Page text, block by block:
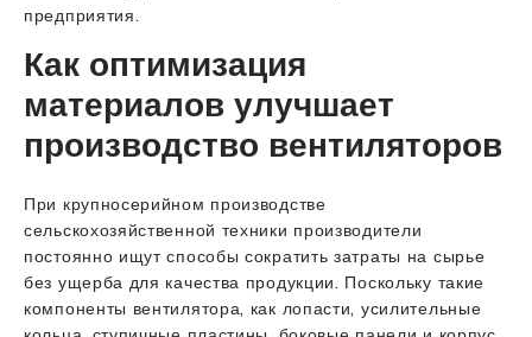
предприятия.
Как оптимизация
материалов улучшает
производство вентиляторов
При крупносерийном производстве
сельскохозяйственной техники производители
постоянно ищут способы сократить затраты на сырье
без ущерба для качества продукции. Поскольку такие
компоненты вентилятора, как лопасти, усилительные